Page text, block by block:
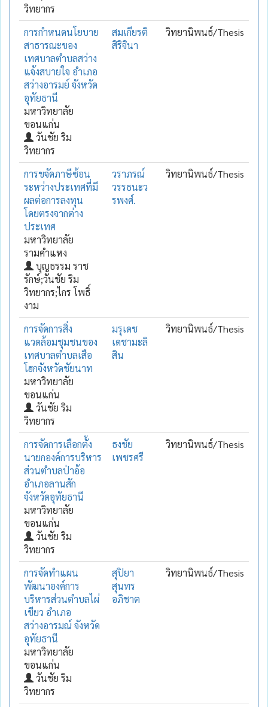
วิทยากร
การกำหนดนโยบาย
สาธารณะของ
เทศบาลตำบลสว่าง
แจ้งสบายใจ อำเภอ
สว่างอารมย์ จังหวัด
อุทัยธานี
มหาวิทยาลัย
ขอนแก่น
วันชัย ริม
วิทยากร
สมเกียรติ
สิริจินา
วิทยานิพนธ์/Thesis
การขจัดภาษีซ้อน
ระหว่างประเทศที่มี
ผลต่อการลงทุน
โดยตรงจากต่าง
ประเทศ
มหาวิทยาลัย
รามคำแหง
บุญธรรม ราช
รักษ์;วันชัย ริม
วิทยากร;ไกร โพธิ์
งาม
วราภรณ์
วรรธนะว
รพงศ์.
วิทยานิพนธ์/Thesis
การจัดการสิ่ง
แวดล้อมชุมชนของ
เทศบาลตำบลเสือ
โฮกจังหวัดชัยนาท
มหาวิทยาลัย
ขอนแก่น
วันชัย ริม
วิทยากร
มรุเดช
เดชามะลิ
สิน
วิทยานิพนธ์/Thesis
การจัดการเลือกตั้ง
นายกองค์การบริหาร
ส่วนตำบลป่าอ้อ
อำเภอลานสัก
จังหวัดอุทัยธานี
มหาวิทยาลัย
ขอนแก่น
วันชัย ริม
วิทยากร
ธงชัย
เพชรศรี
วิทยานิพนธ์/Thesis
การจัดทำแผน
พัฒนาองค์การ
บริหารส่วนตำบลไผ่
เขียว อำเภอ
สว่างอารมณ์ จังหวัด
อุทัยธานี
มหาวิทยาลัย
ขอนแก่น
วันชัย ริม
วิทยากร
สุปิยา
สุนทร
อภิชาต
วิทยานิพนธ์/Thesis